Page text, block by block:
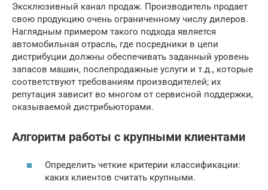
Эксклюзивный канал продаж. Производитель продает
свою продукцию очень ограниченному числу дилеров.
Наглядным примером такого подхода является
автомобильная отрасль, где посредники в цепи
дистрибуции должны обеспечивать заданный уровень
запасов машин, послепродажные услуги и т.д., которые
соответствуют требованиям производителей; их
репутация зависит во многом от сервисной поддержки,
оказываемой дистрибьюторами.
Алгоритм работы с крупными клиентами
Определить четкие критерии классификации:
каких клиентов считать крупными.